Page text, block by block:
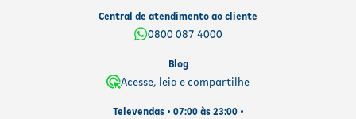
Central de atendimento ao cliente
0800 087 4000
Blog
Acesse, leia e compartilhe
Televendas • 07:00 às 23:00 •